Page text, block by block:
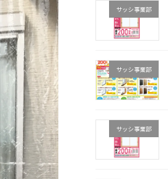
サッシ事業部
サッシ事業部
サッシ事業部